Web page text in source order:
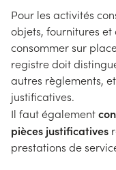
Pour les activités
objets, fournitures
consommer sur
registre doit
autres règlements,
justificatives.
Il faut également
pièces justificatives
prestations de